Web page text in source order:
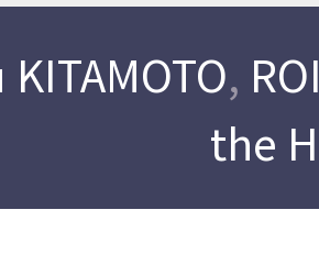
,
the